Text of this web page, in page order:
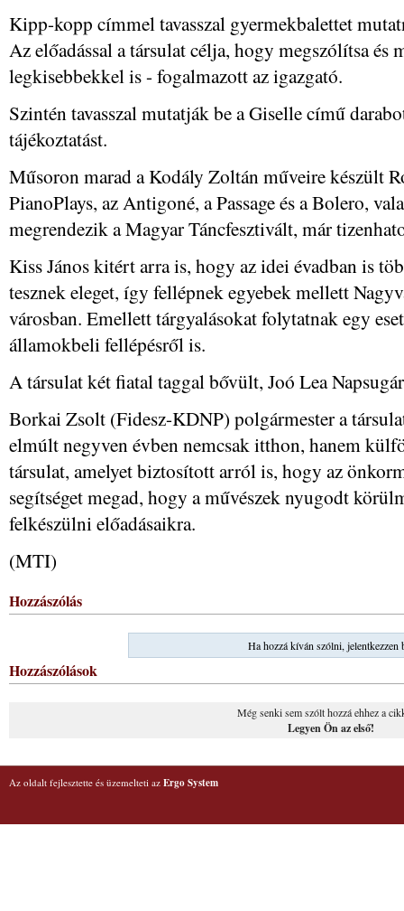
Kipp-kopp címmel tavasszal gyermekbalettet
Az előadással a társulat célja, hogy megszólítsa és
legkisebbekkel is - fogalmazott az igazgató.
Szintén tavasszal mutatják be a Giselle című
tájékoztatást.
Műsoron marad a Kodály Zoltán műveire készült
PianoPlays, az Antigoné, a Passage és a Bolero,
megrendezik a Magyar Táncfesztivált, már
Kiss János kitért arra is, hogy az idei évadban is
tesznek eleget, így fellépnek egyebek mellett
városban. Emellett tárgyalásokat folytatnak egy
államokbeli fellépésről is.
A társulat két fiatal taggal bővült, Joó Lea
Borkai Zsolt (Fidesz-KDNP) polgármester a
elmúlt negyven évben nemcsak itthon, hanem
társulat, amelyet biztosított arról is, hogy az
segítséget megad, hogy a művészek nyugodt
felkészülni előadásaikra.
(MTI)
Hozzászólás
Ha hozzá kíván szólni, jelentkezzen
Hozzászólások
Még senki sem szólt hozzá ehhez a
Legyen Ön az első!
Az oldalt fejlesztette és üzemelteti az Ergo System